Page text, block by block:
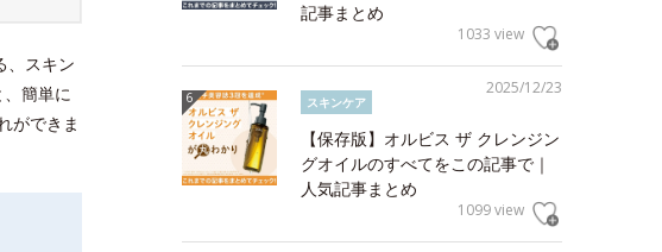
、スキン
簡単に
ができま
記事まとめ
1033 view
2025/12/23
スキンケア
【保存版】オルビス ザ クレンジン
グオイルのすべてをこの記事で｜
人気記事まとめ
1099 view